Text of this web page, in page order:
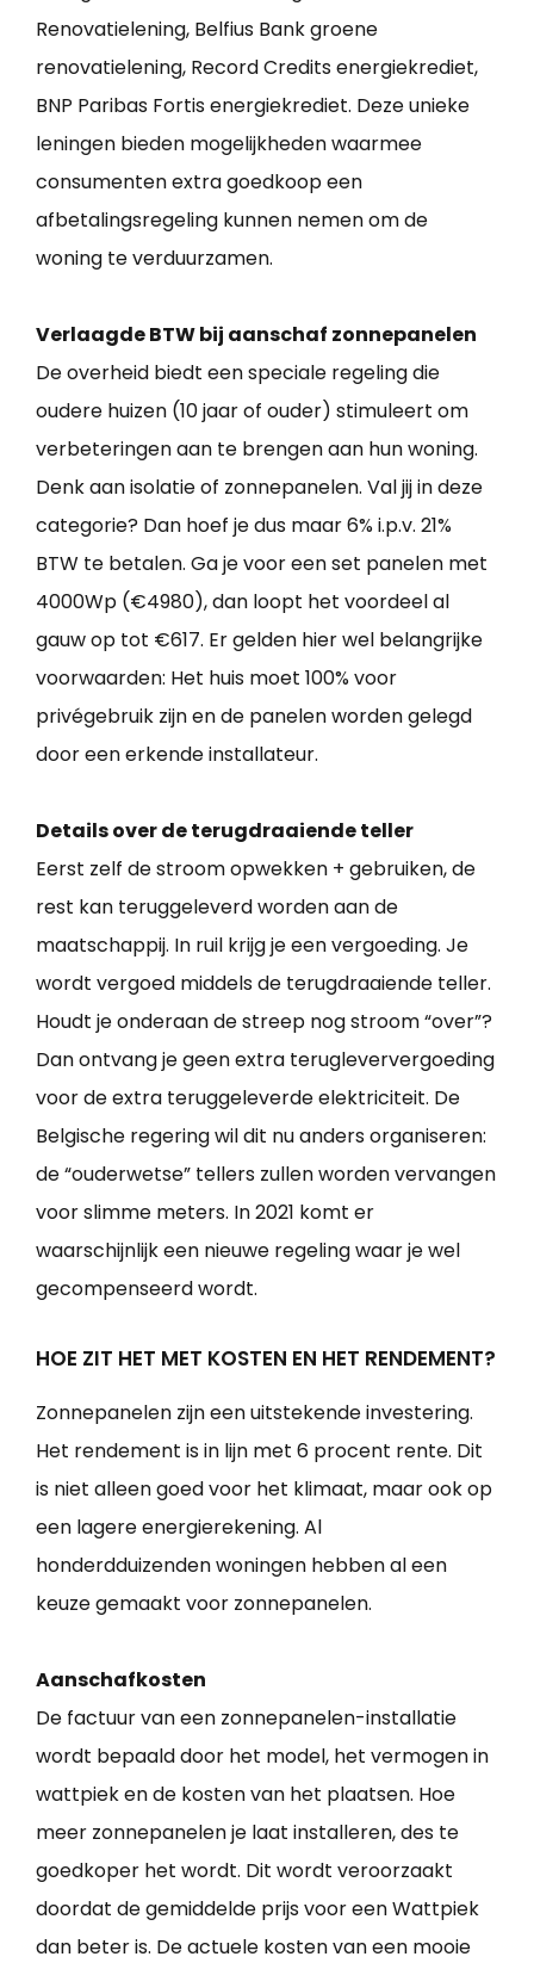
Renovatielening, Belfius Bank groene
renovatielening, Record Credits energiekrediet,
BNP Paribas Fortis energiekrediet. Deze unieke
leningen bieden mogelijkheden waarmee
consumenten extra goedkoop een
afbetalingsregeling kunnen nemen om de
woning te verduurzamen.
Verlaagde BTW bij aanschaf zonnepanelen
De overheid biedt een speciale regeling die
oudere huizen (10 jaar of ouder) stimuleert om
verbeteringen aan te brengen aan hun woning.
Denk aan isolatie of zonnepanelen. Val jij in deze
categorie? Dan hoef je dus maar 6% i.p.v. 21%
BTW te betalen. Ga je voor een set panelen met
4000Wp (€4980), dan loopt het voordeel al
gauw op tot €617. Er gelden hier wel belangrijke
voorwaarden: Het huis moet 100% voor
privégebruik zijn en de panelen worden gelegd
door een erkende installateur.
Details over de terugdraaiende teller
Eerst zelf de stroom opwekken + gebruiken, de
rest kan teruggeleverd worden aan de
maatschappij. In ruil krijg je een vergoeding. Je
wordt vergoed middels de terugdraaiende teller.
Houdt je onderaan de streep nog stroom “over”?
Dan ontvang je geen extra terugleververgoeding
voor de extra teruggeleverde elektriciteit. De
Belgische regering wil dit nu anders organiseren:
de “ouderwetse” tellers zullen worden vervangen
voor slimme meters. In 2021 komt er
waarschijnlijk een nieuwe regeling waar je wel
gecompenseerd wordt.
HOE ZIT HET MET KOSTEN EN HET RENDEMENT?
Zonnepanelen zijn een uitstekende investering.
Het rendement is in lijn met 6 procent rente. Dit
is niet alleen goed voor het klimaat, maar ook op
een lagere energierekening. Al
honderdduizenden woningen hebben al een
keuze gemaakt voor zonnepanelen.
Aanschafkosten
De factuur van een zonnepanelen-installatie
wordt bepaald door het model, het vermogen in
wattpiek en de kosten van het plaatsen. Hoe
meer zonnepanelen je laat installeren, des te
goedkoper het wordt. Dit wordt veroorzaakt
doordat de gemiddelde prijs voor een Wattpiek
dan beter is. De actuele kosten van een mooie